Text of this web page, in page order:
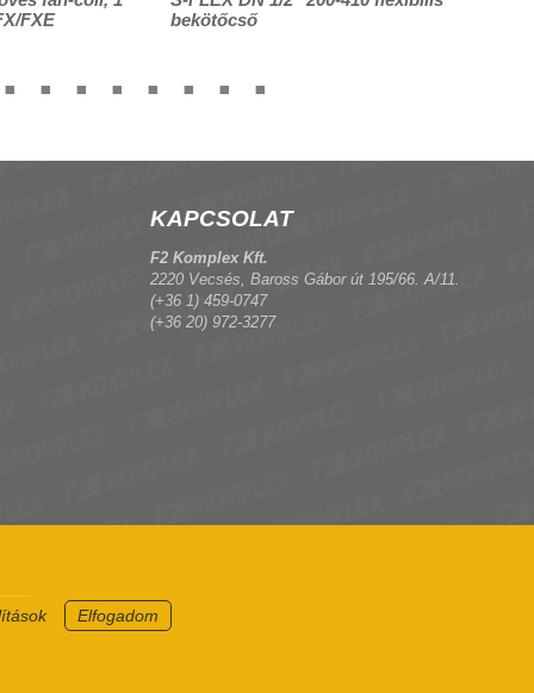
Elfogadom
FXE
bekötőcső
KAPCSOLAT
F2 Komplex Kft.
2220 Vecsés, Baross Gábor út 195/66. A/11.
(+36 1) 459-0747
(+36 20) 972-3277